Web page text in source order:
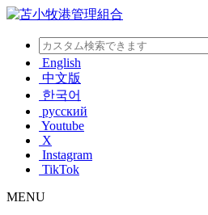
English
中文版
한국어
русский
Youtube
X
Instagram
TikTok
MENU